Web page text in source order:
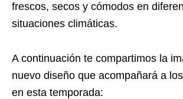
frescos, secos y cómodos en
situaciones climáticas.
A continuación te compartimos la
nuevo diseño que acompañará a
en esta temporada: